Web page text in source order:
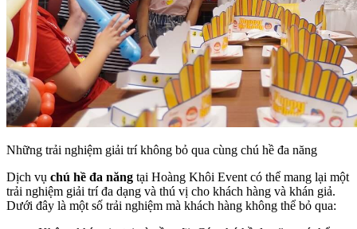
Những trải nghiệm giải trí không bỏ qua cùng chú hề đa năng
Dịch vụ chú hề đa năng tại Hoàng Khôi Event có thể mang lại một
trải nghiệm giải trí đa dạng và thú vị cho khách hàng và khán giả.
Dưới đây là một số trải nghiệm mà khách hàng không thể bỏ qua: